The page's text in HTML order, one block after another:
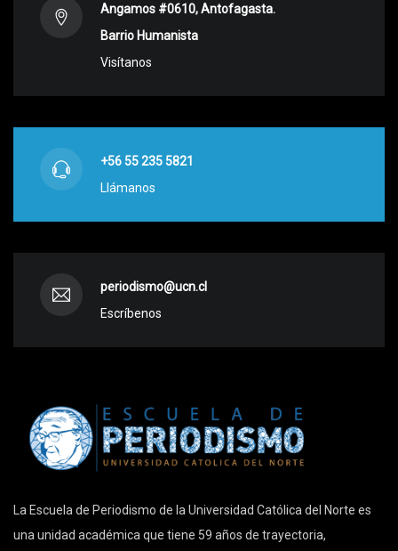
Angamos #0610, Antofagasta.
Barrio Humanista
Visítanos
+56 55 235 5821
Llámanos
periodismo@ucn.cl
Escríbenos
La Escuela de Periodismo de la Universidad Católica del Norte es
una unidad académica que tiene 59 años de trayectoria,